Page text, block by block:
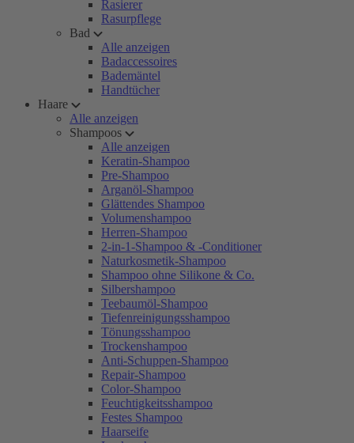
Rasierer
Rasurpflege
Bad
Alle anzeigen
Badaccessoires
Bademäntel
Handtücher
Haare
Alle anzeigen
Shampoos
Alle anzeigen
Keratin-Shampoo
Pre-Shampoo
Arganöl-Shampoo
Glättendes Shampoo
Volumenshampoo
Herren-Shampoo
2-in-1-Shampoo & -Conditioner
Naturkosmetik-Shampoo
Shampoo ohne Silikone & Co.
Silbershampoo
Teebaumöl-Shampoo
Tiefenreinigungsshampoo
Tönungsshampoo
Trockenshampoo
Anti-Schuppen-Shampoo
Repair-Shampoo
Color-Shampoo
Feuchtigkeitsshampoo
Festes Shampoo
Haarseife